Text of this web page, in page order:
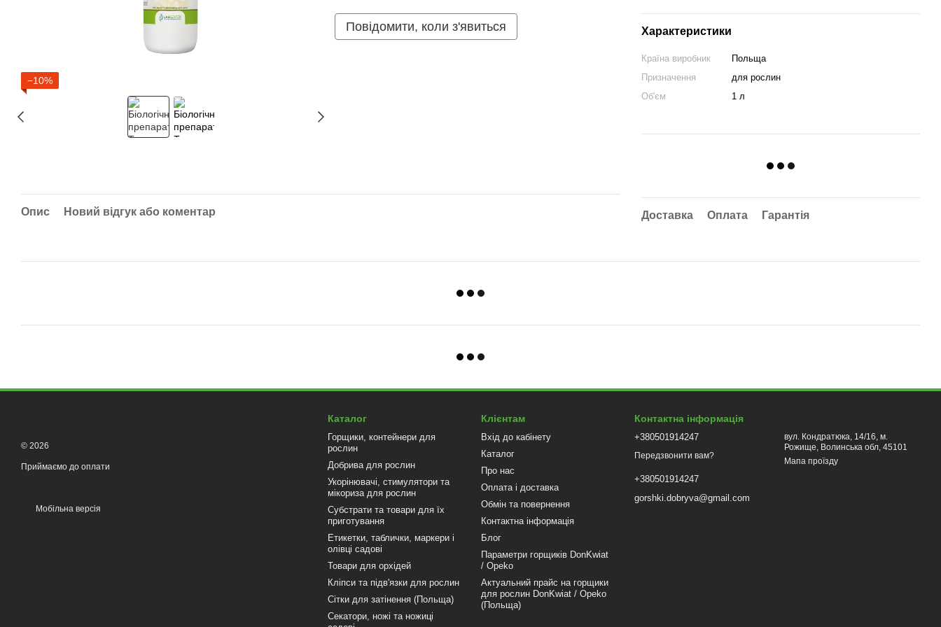
−10%
Повідомити, коли з'явиться Характеристики
Країна виробник
Польща
Призначення
для рослин
Об'єм
1 л
Доставка Оплата Гарантія
Опис Новий відгук або коментар
© 2026
Приймаємо до оплати
Мобільна версія
Каталог
Горщики, контейнери для
рослин
Добрива для рослин
Укорінювачі, стимулятори та
мікориза для рослин
Субстрати та товари для їх
приготування
Етикетки, таблички, маркери і
олівці садові
Товари для орхідей
Кліпси та підв'язки для рослин
Сітки для затінення (Польща)
Секатори, ножі та ножиці
Клієнтам
Вхід до кабінету
Каталог
Про нас
Оплата і доставка
Обмін та повернення
Контактна інформація
Блог
Параметри горщиків DonKwiat
/ Opeko
Актуальний прайс на горщики
для рослин DonKwiat / Opeko
(Польща)
Контактна інформація
+380501914247
Передзвонити вам?
+380501914247
gorshki.dobryva@gmail.com
вул. Кондратюка, 14/16, м.
Рожище, Волинська обл, 45101
Мапа проїзду